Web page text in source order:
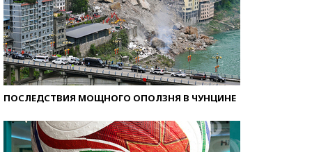
ПОСЛЕДСТВИЯ МОЩНОГО ОПОЛЗНЯ В ЧУНЦИНЕ